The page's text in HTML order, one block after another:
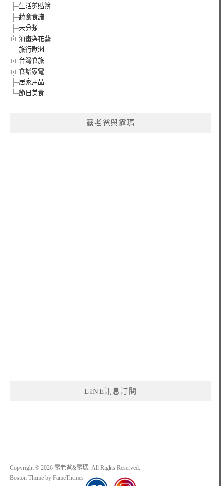
生活剪貼簿
蔬食食譜
未分類
油畫與花藝
旅行歐洲
台灣食旅
食譜家電
居家用品
節日美食
露老爸與露瑪
LINE訊息訂閱
Copyright © 2026 露老爸&露瑪. All Rights Reserved.
Boston Theme by FameThemes